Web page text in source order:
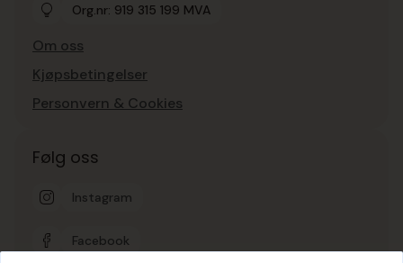
Org.nr: 919 315 199 MVA
Om oss
Kjøpsbetingelser
Personvern & Cookies
Følg oss
Instagram
Facebook